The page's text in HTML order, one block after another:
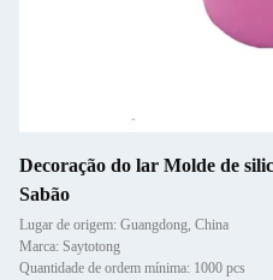
Decoração do lar Molde de
Sabão
Lugar de origem: Guangdong, China
Marca: Saytotong
Quantidade de ordem mínima: 1000 pcs